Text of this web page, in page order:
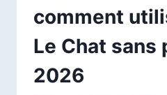
comment
Le Chat sans
2026